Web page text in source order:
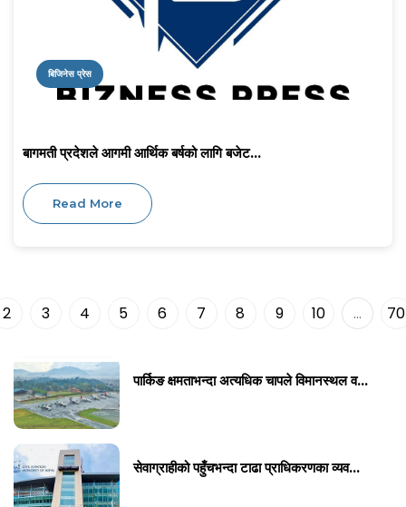
बिजिनेस प्रेस
बागमती प्रदेशले आगमी आर्थिक बर्षको लागि बजेट...
Read More
2 3 4 5 6 7 8 9 10 ... 70
पार्किङ क्षमताभन्दा अत्यधिक चापले विमानस्थल व...
सेवाग्राहीको पहुँचभन्दा टाढा प्राधिकरणका व्यव...